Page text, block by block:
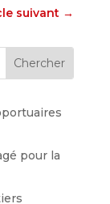
suivant →
pour la